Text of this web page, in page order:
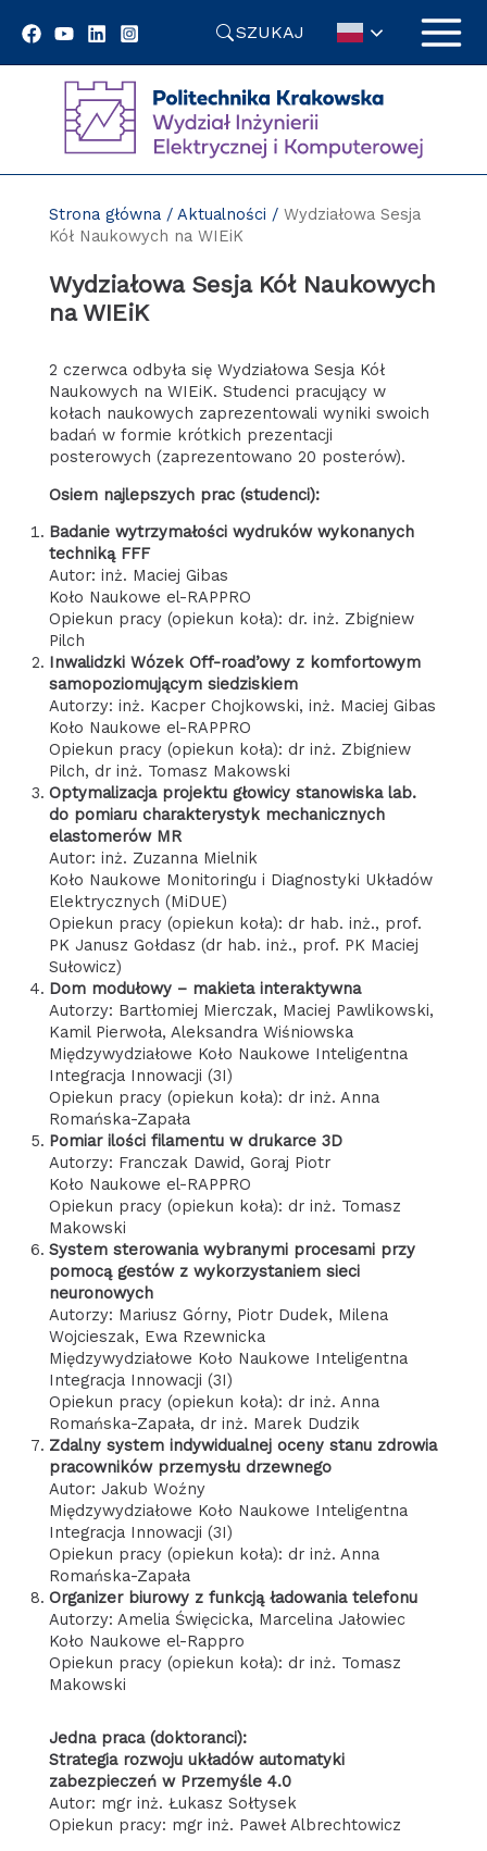
SZUKAJ
Strona główna/ Aktualności / Wydziałowa Sesja
Kół Naukowych na WIEiK
Wydziałowa Sesja Kół Naukowych
na WIEiK
2 czerwca odbyła się Wydziałowa Sesja Kół
Naukowych na WIEiK. Studenci pracujący w
kołach naukowych zaprezentowali wyniki swoich
badań w formie krótkich prezentacji
posterowych (zaprezentowano 20 posterów).
Osiem najlepszych prac (studenci):
Badanie wytrzymałości wydruków wykonanych
techniką FFF
Autor: inż. Maciej Gibas
Koło Naukowe el-RAPPRO
Opiekun pracy (opiekun koła): dr. inż. Zbigniew
Pilch
Inwalidzki Wózek Off-road’owy z komfortowym
samopoziomującym siedziskiem
Autorzy: inż. Kacper Chojkowski, inż. Maciej Gibas
Koło Naukowe el-RAPPRO
Opiekun pracy (opiekun koła): dr inż. Zbigniew
Pilch, dr inż. Tomasz Makowski
Optymalizacja projektu głowicy stanowiska lab.
do pomiaru charakterystyk mechanicznych
elastomerów MR
Autor: inż. Zuzanna Mielnik
Koło Naukowe Monitoringu i Diagnostyki Układów
Elektrycznych (MiDUE)
Opiekun pracy (opiekun koła): dr hab. inż., prof.
PK Janusz Gołdasz (dr hab. inż., prof. PK Maciej
Sułowicz)
Dom modułowy – makieta interaktywna
Autorzy: Bartłomiej Mierczak, Maciej Pawlikowski,
Kamil Pierwoła, Aleksandra Wiśniowska
Międzywydziałowe Koło Naukowe Inteligentna
Integracja Innowacji (3I)
Opiekun pracy (opiekun koła): dr inż. Anna
Romańska-Zapała
Pomiar ilości filamentu w drukarce 3D
Autorzy: Franczak Dawid, Goraj Piotr
Koło Naukowe el-RAPPRO
Opiekun pracy (opiekun koła): dr inż. Tomasz
Makowski
System sterowania wybranymi procesami przy
pomocą gestów z wykorzystaniem sieci
neuronowych
Autorzy: Mariusz Górny, Piotr Dudek, Milena
Wojcieszak, Ewa Rzewnicka
Międzywydziałowe Koło Naukowe Inteligentna
Integracja Innowacji (3I)
Opiekun pracy (opiekun koła): dr inż. Anna
Romańska-Zapała, dr inż. Marek Dudzik
Zdalny system indywidualnej oceny stanu zdrowia
pracowników przemysłu drzewnego
Autor: Jakub Woźny
Międzywydziałowe Koło Naukowe Inteligentna
Integracja Innowacji (3I)
Opiekun pracy (opiekun koła): dr inż. Anna
Romańska-Zapała
Organizer biurowy z funkcją ładowania telefonu
Autorzy: Amelia Święcicka, Marcelina Jałowiec
Koło Naukowe el-Rappro
Opiekun pracy (opiekun koła): dr inż. Tomasz
Makowski
Jedna praca (doktoranci):
Strategia rozwoju układów automatyki
zabezpieczeń w Przemyśle 4.0
Autor: mgr inż. Łukasz Sołtysek
Opiekun pracy: mgr inż. Paweł Albrechtowicz